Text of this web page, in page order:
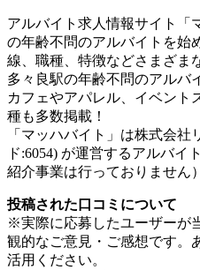
アルバイト求人情報サイト「
の年齢不問のアルバイトを始
線、職種、特徴などさまざま
多々良駅の年齢不問のアルバ
カフェやアパレル、イベント
種も多数掲載！
「マッハバイト」は株式会
ド:6054) が運営するアルバ
紹介事業は行っておりません
投稿された口コミについて
※実際に応募したユーザーが
観的なご意見・ご感想です。
活用ください。